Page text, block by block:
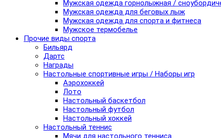
Мужская одежда горнолыжная /
Мужская одежда для беговых лыж
Мужская одежда для спорта и фитнеса
Мужское термобелье
Прочие виды спорта
Бильярд
Дартс
Награды
Настольные спортивные игры / Наборы игр
Аэрохоккей
Лото
Настольный баскетбол
Настольный футбол
Настольный хоккей
Настольный теннис
Мячи для настольного тенниса